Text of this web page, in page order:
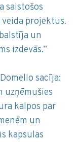
saistošos
projektus.
un
izdevās.”
sacīja:
uzņēmušies
kalpos par
un
kapsulas